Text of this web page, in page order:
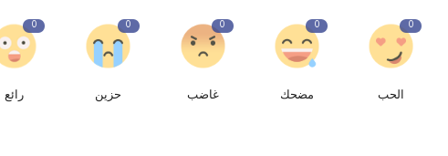
0
الحب
0
مضحك
0
غاضب
0
حزين
0
رائع